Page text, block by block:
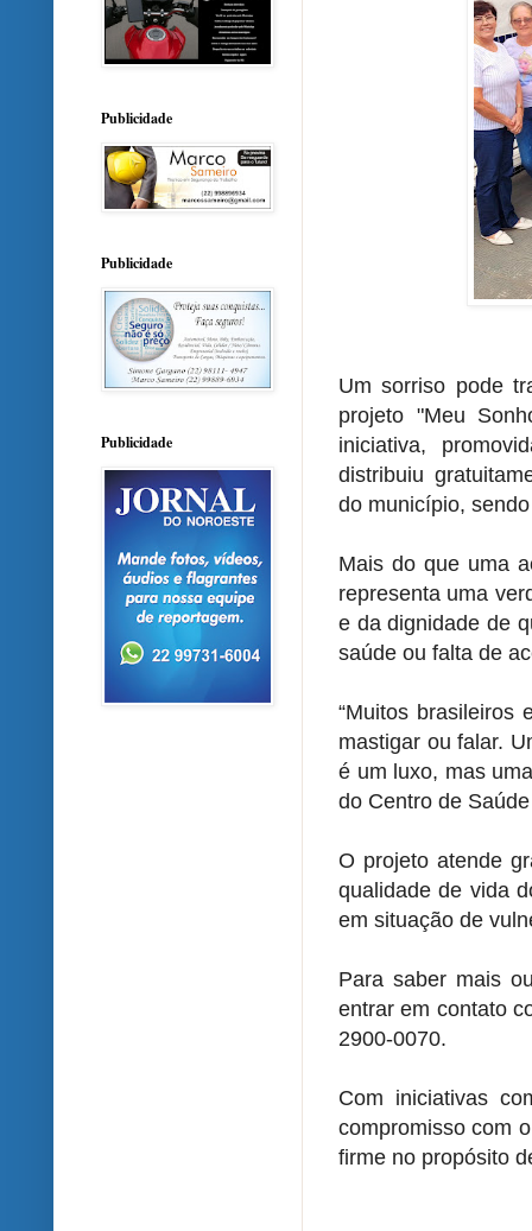
Um sorriso pode
projeto "Meu
iniciativa,
distribuiu
do município,
Mais do que uma
representa uma
e da dignidade de
saúde ou falta de
“Muitos brasileiros
mastigar ou falar.
é um luxo, mas
do Centro de
O projeto atende
qualidade de vida
em situação de
Para saber mais
entrar em contato
2900-0070.
Com iniciativas
compromisso com
firme no propósito
Publicidade
Publicidade
Publicidade